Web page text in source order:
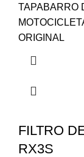
TAPABARRO
ORIGINAL
FILTRO
RX3S